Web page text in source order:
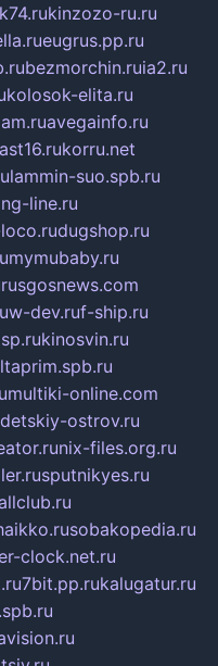
kinzozo-ru.ru
eugrus.pp.ru
bezmorchin.ruia2.ru
kolosok-elita.ru
avegainfo.ru
korru.net
lammin-suo.spb.ru
line.ru
dugshop.ru
mymubaby.ru
rusgosnews.com
w-dev.ruf-ship.ru
kinosvin.ru
multiki-online.com
detskiy-ostrov.ru
nix-files.org.ru
sputnikyes.ru
sobakopedia.ru
clock.net.ru
7bit.pp.rukalugatur.ru